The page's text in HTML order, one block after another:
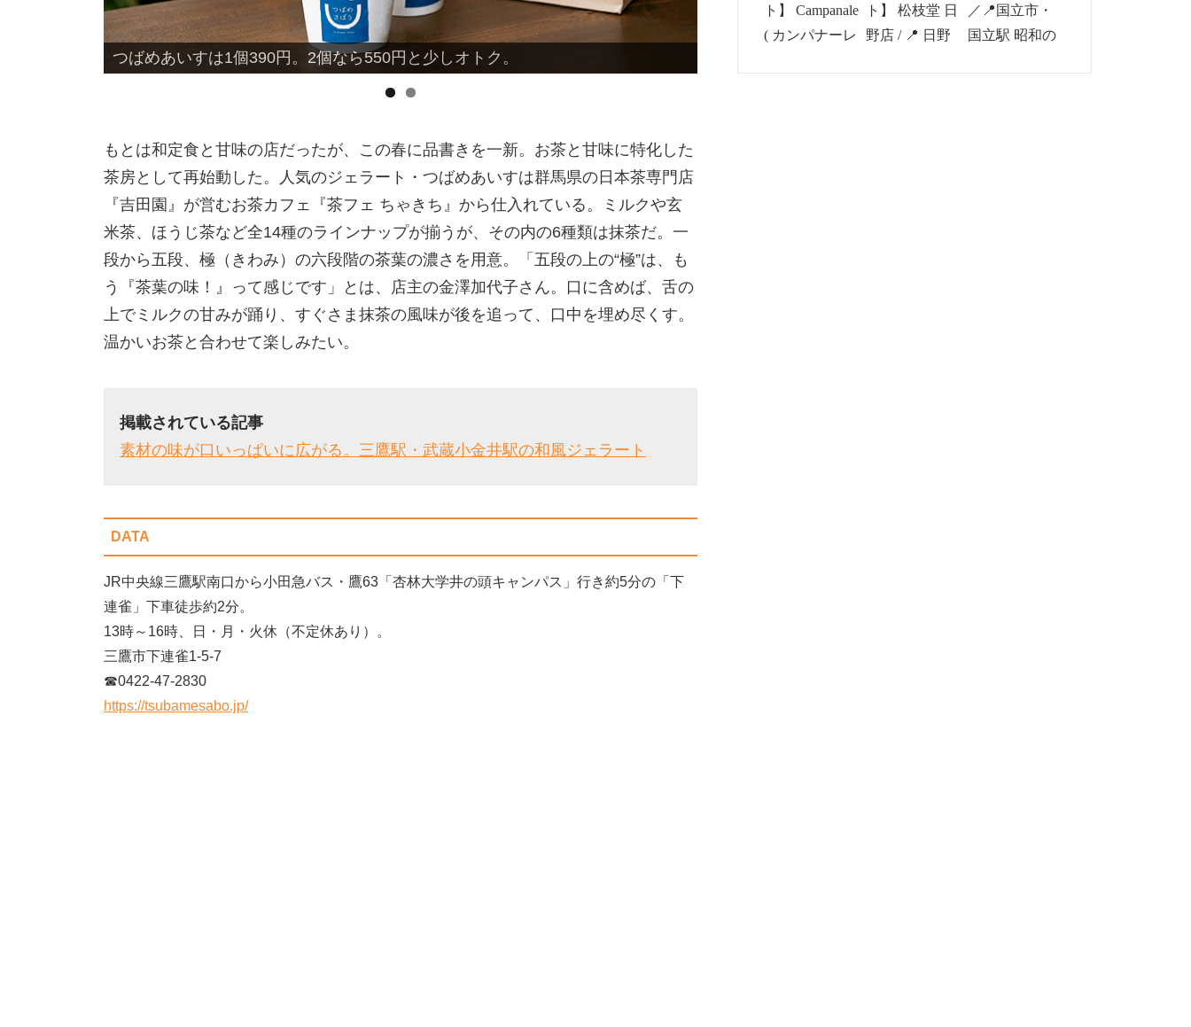
店内では、食べ比べできる利き小あいす三点盛り650円も。
もとは和定食と甘味の店だったが、この春に品書きを一新。お茶と甘味に特化した
茶房として再始動した。人気のジェラート・つばめあいすは群馬県の日本茶専門店
『吉田園』が営むお茶カフェ『茶フェ ちゃきち』から仕入れている。ミルクや玄
米茶、ほうじ茶など全14種のラインナップが揃うが、その内の6種類は抹茶だ。一
段から五段、極（きわみ）の六段階の茶葉の濃さを用意。「五段の上の“極”は、も
う『茶葉の味！』って感じです」とは、店主の金澤加代子さん。口に含めば、舌の
上でミルクの甘みが踊り、すぐさま抹茶の風味が後を追って、口中を埋め尽くす。
温かいお茶と合わせて楽しみたい。
掲載されている記事
素材の味が口いっぱいに広がる。三鷹駅・武蔵小金井駅の和風ジェラート
DATA
JR中央線三鷹駅南口から小田急バス・鷹63「杏林大学井の頭キャンパス」行き約5分の「下
連雀」下車徒歩約2分。
13時～16時、日・月・火休（不定休あり）。
三鷹市下連雀1-5-7
☎0422-47-2830
https://tsubamesabo.jp/